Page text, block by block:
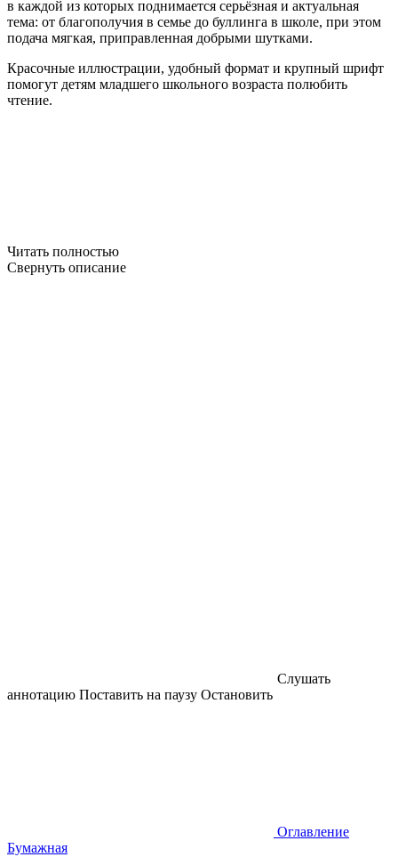
в каждой из которых поднимается серьёзная и актуальная
тема: от благополучия в семье до буллинга в школе, при этом
подача мягкая, приправленная добрыми шутками.
Красочные иллюстрации, удобный формат и крупный шрифт
помогут детям младшего школьного возраста полюбить
чтение.
Читать полностью
Свернуть описание
Слушать
аннотацию Поставить на паузу Остановить
Оглавление
Бумажная